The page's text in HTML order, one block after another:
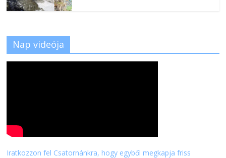
Nap videója
Iratkozzon fel Csatornánkra, hogy egyből megkapja friss